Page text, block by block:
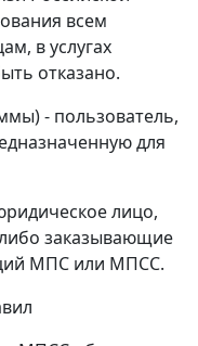
всем
в услугах
отказано.
- пользователь,
для
лицо,
заказывающие
МПС или МПСС.